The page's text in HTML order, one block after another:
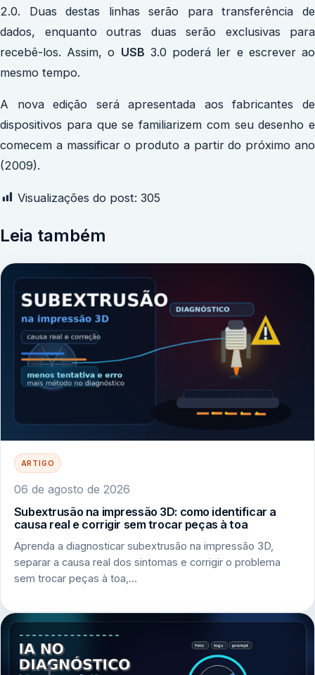
2.0. Duas destas linhas serão para transferência de
dados, enquanto outras duas serão exclusivas para
recebê-los. Assim, o USB 3.0 poderá ler e escrever ao
mesmo tempo.
A nova edição será apresentada aos fabricantes de
dispositivos para que se familiarizem com seu desenho e
comecem a massificar o produto a partir do próximo ano
(2009).
Visualizações do post: 305
Leia também
ARTIGO
06 de agosto de 2026
Subextrusão na impressão 3D: como identificar a
causa real e corrigir sem trocar peças à toa
Aprenda a diagnosticar subextrusão na impressão 3D,
separar a causa real dos sintomas e corrigir o problema
sem trocar peças à toa,…